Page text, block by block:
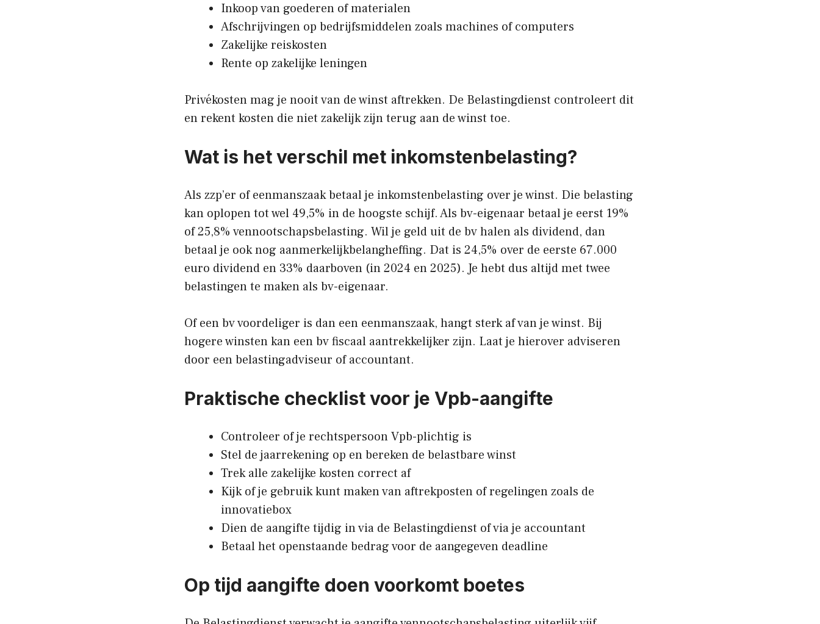
Inkoop van goederen of materialen
Afschrijvingen op bedrijfsmiddelen zoals machines of computers
Zakelijke reiskosten
Rente op zakelijke leningen
Privékosten mag je nooit van de winst aftrekken. De Belastingdienst controleert dit
en rekent kosten die niet zakelijk zijn terug aan de winst toe.
Wat is het verschil met inkomstenbelasting?
Als zzp’er of eenmanszaak betaal je inkomstenbelasting over je winst. Die belasting
kan oplopen tot wel 49,5% in de hoogste schijf. Als bv-eigenaar betaal je eerst 19%
of 25,8% vennootschapsbelasting. Wil je geld uit de bv halen als dividend, dan
betaal je ook nog aanmerkelijkbelangheffing. Dat is 24,5% over de eerste 67.000
euro dividend en 33% daarboven (in 2024 en 2025). Je hebt dus altijd met twee
belastingen te maken als bv-eigenaar.
Of een bv voordeliger is dan een eenmanszaak, hangt sterk af van je winst. Bij
hogere winsten kan een bv fiscaal aantrekkelijker zijn. Laat je hierover adviseren
door een belastingadviseur of accountant.
Praktische checklist voor je Vpb-aangifte
Controleer of je rechtspersoon Vpb-plichtig is
Stel de jaarrekening op en bereken de belastbare winst
Trek alle zakelijke kosten correct af
Kijk of je gebruik kunt maken van aftrekposten of regelingen zoals de
innovatiebox
Dien de aangifte tijdig in via de Belastingdienst of via je accountant
Betaal het openstaande bedrag voor de aangegeven deadline
Op tijd aangifte doen voorkomt boetes